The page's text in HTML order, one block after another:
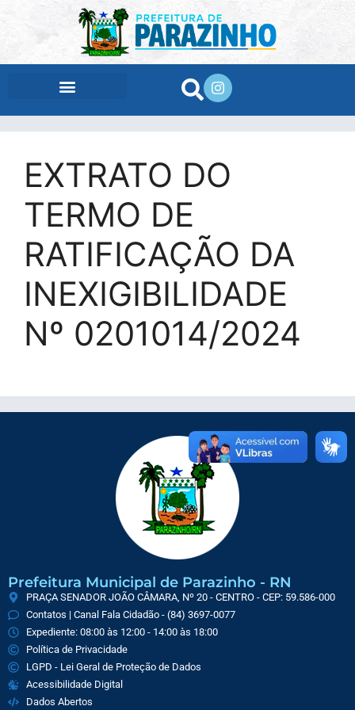
EXTRATO DO
TERMO DE
RATIFICAÇÃO DA
INEXIGIBILIDADE
Nº 0201014/2024
Prefeitura Municipal de Parazinho - RN
PRAÇA SENADOR JOÃO CÂMARA, Nº 20 - CENTRO - CEP: 59.586-000
Contatos | Canal Fala Cidadão - (84) 3697-0077
Expediente: 08:00 às 12:00 - 14:00 às 18:00
Política de Privacidade
LGPD - Lei Geral de Proteção de Dados
Acessibilidade Digital
Dados Abertos